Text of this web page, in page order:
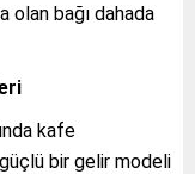
olan bağı dahada
kafe
bir gelir modeli